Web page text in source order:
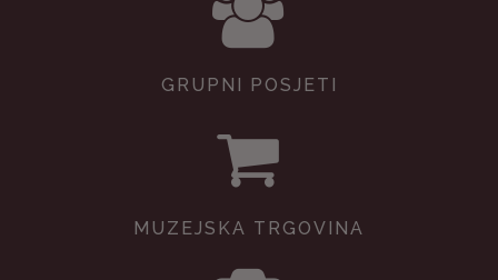
GRUPNI POSJETI
MUZEJSKA TRGOVINA